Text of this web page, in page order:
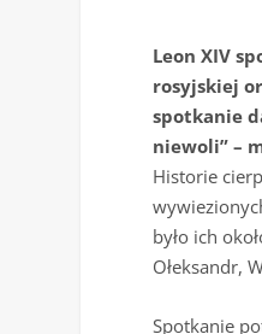
Leon XIV
rosyjskiej
spotkanie
niewoli” –
Historie
było ich
Ołeksandr,
Spotkanie